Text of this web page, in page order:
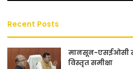
Recent Posts
मानसून-एसईओसी
विस्तृत समीक्षा